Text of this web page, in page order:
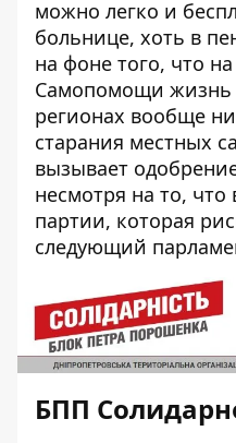
можно легко и
больнице, хоть в
на фоне того, что на
Самопомощи жизнь
регионах вообще
старания местных
вызывает
несмотря на то,
партии, которая
следующий
БПП